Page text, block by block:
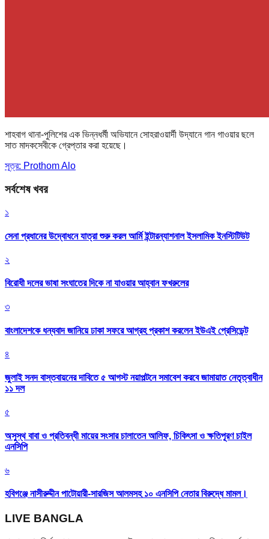
শাহবাগ থানা-পুলিশের এক ভিন্নধর্মী অভিযানে সোহরাওয়ার্দী উদ্যানে গান গাওয়ার ছলে
সাত মাদকসেবীকে গ্রেপ্তার করা হয়েছে।
সূত্র: Prothom Alo
সর্বশেষ খবর
১
সেনা প্রধানের উদ্বোধনে যাত্রা শুরু করল আর্মি ইন্টারন্যাশনাল ইসলামিক ইনস্টিটিউট
২
বিরোধী দলের ভাষা সংঘাতের দিকে না যাওয়ার আহ্বান ফখরুলের
৩
বাংলাদেশকে ধন্যবাদ জানিয়ে ঢাকা সফরে আগ্রহ প্রকাশ করলেন ইউএই প্রেসিডেন্ট
৪
জুলাই সনদ বাস্তবায়নের দাবিতে ৫ আগস্ট নয়াপল্টনে সমাবেশ করবে জামায়াত নেতৃত্বাধীন
১১ দল
৫
অসুস্থ বাবা ও প্রতিবন্ধী মায়ের সংসার চালাতেন আলিফ, চিকিৎসা ও ক্ষতিপূরণ চাইল
এনসিপি
৬
হবিগঞ্জে নাসীরুদ্দীন পাটোয়ারী-সারজিস আলমসহ ১০ এনসিপি নেতার বিরুদ্ধে মামল।
LIVE BANGLA